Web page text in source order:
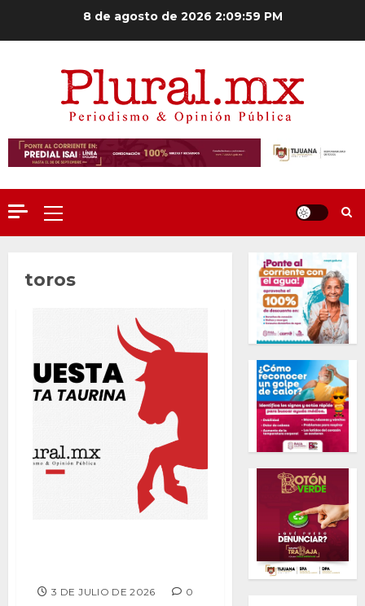
8 de agosto de 20262:10:00 PM
Menú
principal
toros
3 DE JULIO DE 2026 0